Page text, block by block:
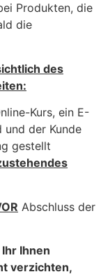
Produkten, die
die
des
Kurs, ein E-
der Kunde
gestellt
Abschluss der
Ihnen
verzichten,